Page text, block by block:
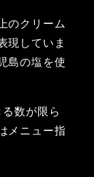
のクリーム
現していま
島の塩を使
数が限ら
メニュー指